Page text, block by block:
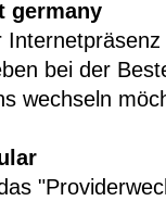
germany
bei der
wechseln